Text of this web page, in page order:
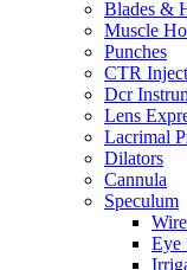
Blades &
Muscle
Punches
CTR
Dcr
Lens
Lacrimal
Dilators
Cannula
Speculum
Eye